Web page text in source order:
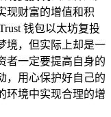
现财富的增值和积
钱包以太坊复投
境，但实际上却是一
者一定要提高自身的
，用心保护好自己的
环境中实现合理的增